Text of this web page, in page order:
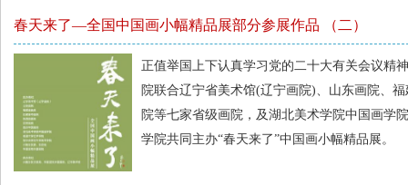
春天来了—全国中国画小幅精品展部分参展作品 （二）
正值举国上下认真学习党的二十大有关会议精
院联合辽宁省美术馆(辽宁画院)、山东画院、
院等七家省级画院，及湖北美术学院中国画学
学院共同主办“春天来了”中国画小幅精品展。